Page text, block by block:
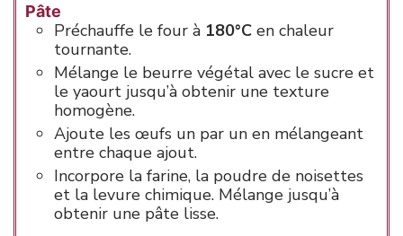
Pâte
Préchauffe le four à 180°C en chaleur
tournante.
Mélange le beurre végétal avec le sucre et
le yaourt jusqu’à obtenir une texture
homogène.
Ajoute les œufs un par un en mélangeant
entre chaque ajout.
Incorpore la farine, la poudre de noisettes
et la levure chimique. Mélange jusqu’à
obtenir une pâte lisse.